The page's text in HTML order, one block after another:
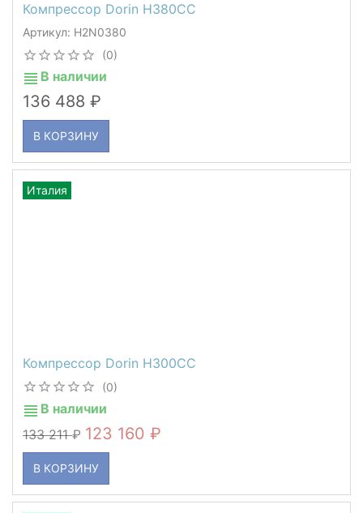
Компрессор Dorin H380CC
Артикул: H2N0380
(0)
В наличии
136 488
В КОРЗИНУ
Компрессор Dorin H300CC
(0)
В наличии
133 211
123 160
В КОРЗИНУ
Италия